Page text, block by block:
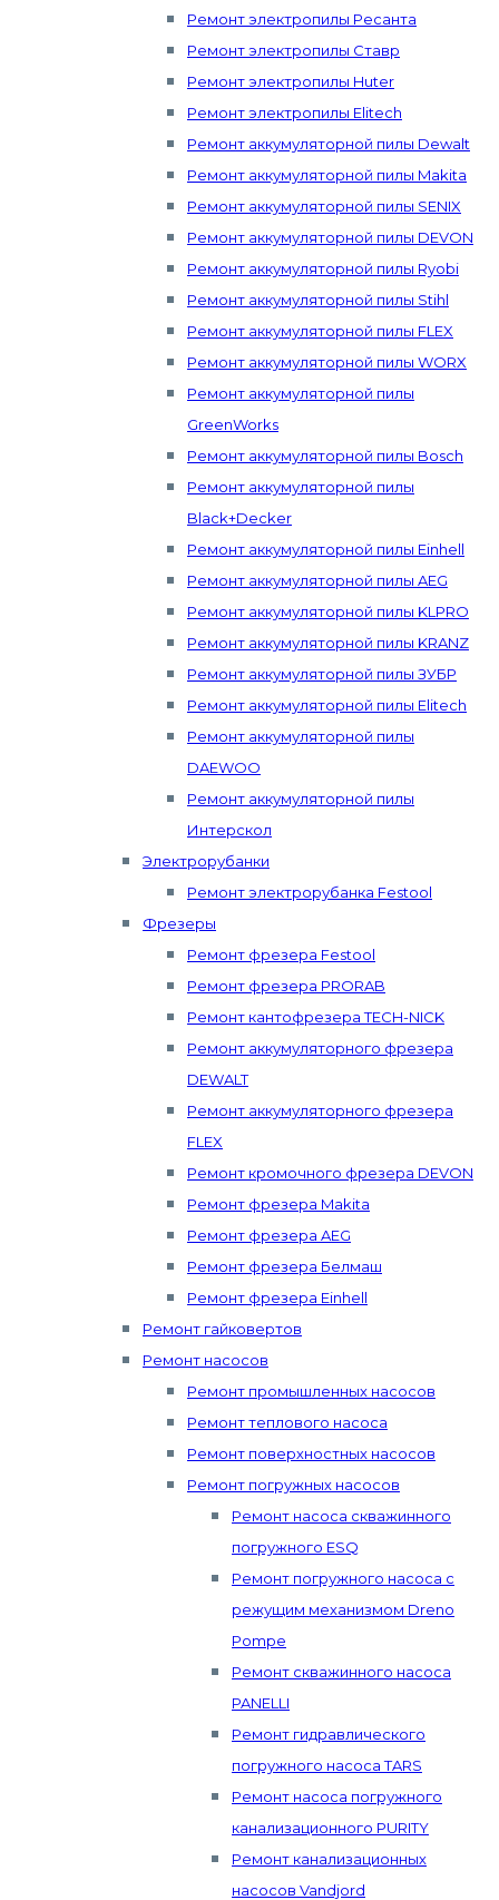
Ремонт электропилы Ресанта
Ремонт электропилы Ставр
Ремонт электропилы Huter
Ремонт электропилы Elitech
Ремонт аккумуляторной пилы Dewalt
Ремонт аккумуляторной пилы Makita
Ремонт аккумуляторной пилы SENIX
Ремонт аккумуляторной пилы DEVON
Ремонт аккумуляторной пилы Ryobi
Ремонт аккумуляторной пилы Stihl
Ремонт аккумуляторной пилы FLEX
Ремонт аккумуляторной пилы WORX
Ремонт аккумуляторной пилы
GreenWorks
Ремонт аккумуляторной пилы Bosch
Ремонт аккумуляторной пилы
Black+Decker
Ремонт аккумуляторной пилы Einhell
Ремонт аккумуляторной пилы AEG
Ремонт аккумуляторной пилы KLPRO
Ремонт аккумуляторной пилы KRANZ
Ремонт аккумуляторной пилы ЗУБР
Ремонт аккумуляторной пилы Elitech
Ремонт аккумуляторной пилы
DAEWOO
Ремонт аккумуляторной пилы
Интерскол
Электрорубанки
Ремонт электрорубанка Festool
Фрезеры
Ремонт фрезера Festool
Ремонт фрезера PRORAB
Ремонт кантофрезера TECH-NICK
Ремонт аккумуляторного фрезера
DEWALT
Ремонт аккумуляторного фрезера
FLEX
Ремонт кромочного фрезера DEVON
Ремонт фрезера Makita
Ремонт фрезера AEG
Ремонт фрезера Белмаш
Ремонт фрезера Einhell
Ремонт гайковертов
Ремонт насосов
Ремонт промышленных насосов
Ремонт теплового насоса
Ремонт поверхностных насосов
Ремонт погружных насосов
Ремонт насоса скважинного
погружного ESQ
Ремонт погружного насоса с
режущим механизмом Dreno
Pompe
Ремонт скважинного насоса
PANELLI
Ремонт гидравлического
погружного насоса TARS
Ремонт насоса погружного
канализационного PURITY
Ремонт канализационных
насосов Vandjord